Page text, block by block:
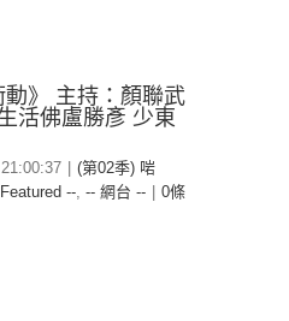
動》 主持：顏聯武
活佛盧勝彥 少東
(第02季) 啱
--, -- 網台 --
0條